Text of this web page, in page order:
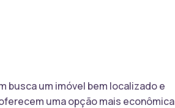
um imóvel bem localizado e
uma opção mais econômica